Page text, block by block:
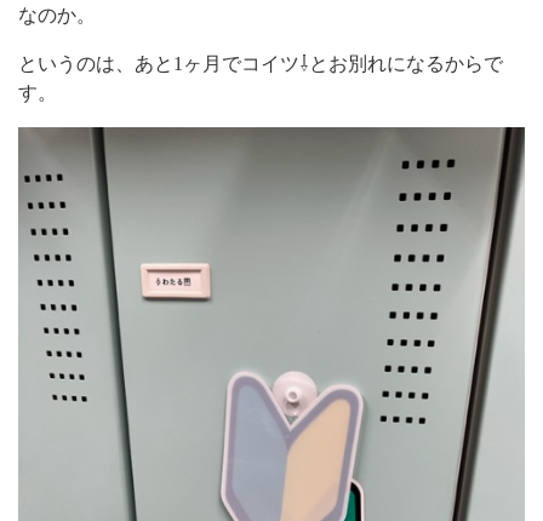
なのか。
というのは、あと1ヶ月でコイツ⇩とお別れになるからで
す。